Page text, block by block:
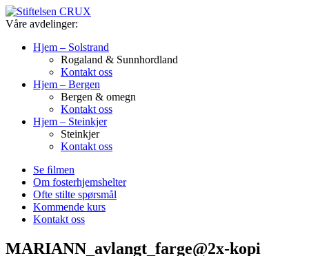
Våre avdelinger:
Hjem – Solstrand
Rogaland & Sunnhordland
Kontakt oss
Hjem – Bergen
Bergen & omegn
Kontakt oss
Hjem – Steinkjer
Steinkjer
Kontakt oss
Se ﬁlmen
Om fosterhjemshelter
Ofte stilte spørsmål
Kommende kurs
Kontakt oss
MARIANN_avlangt_farge@2x-kopi